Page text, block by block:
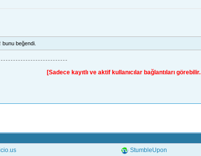
bunu beğendi.
[Sadece kayıtlı ve aktif kullanıcılar bağlantıları görebilir.
StumbleUpon